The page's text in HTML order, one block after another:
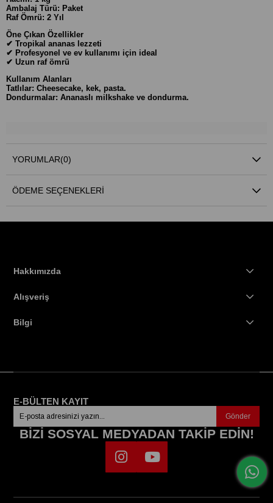
Ambalaj Türü: Paket
Raf Ömrü: 2 Yıl
Öne Çıkan Özellikler
✔ Tropikal ananas lezzeti
✔ Profesyonel ve ev kullanımı için ideal
✔ Uzun raf ömrü
Kullanım Alanları
Tatlılar: Cheesecake, kek, pasta.
Dondurmalar: Ananaslı milkshake ve dondurma.
YORUMLAR(0)
ÖDEME SEÇENEKLERI
Hakkımızda
Alışveriş
Bilgi
E-BÜLTEN KAYIT
Gönder
BİZİ SOSYAL MEDYADAN TAKİP EDİN!